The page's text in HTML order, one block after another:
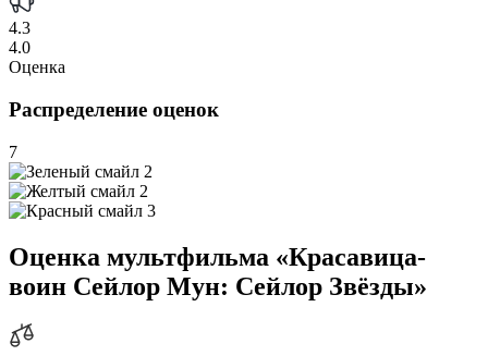
4.3
4.0
Оценка
Распределение оценок
7
2
2
3
Оценка мультфильма «Красавица-
воин Сейлор Мун: Сейлор Звëзды»